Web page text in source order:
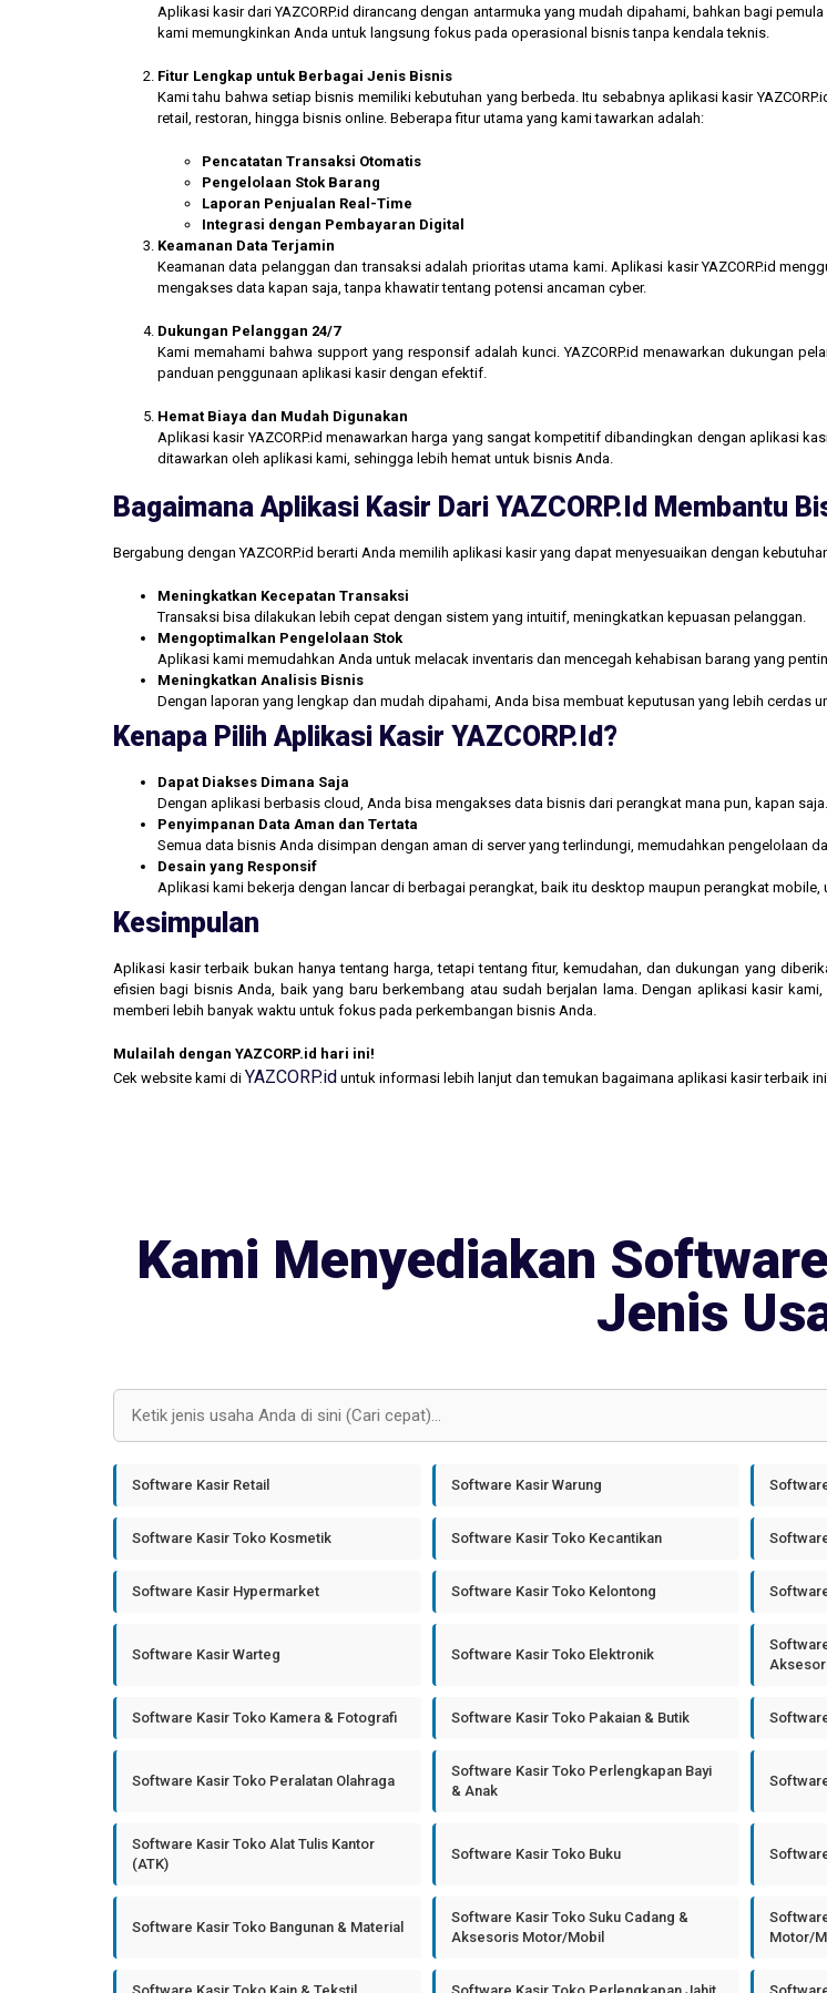
Aplikasi kasir dari YAZCORP.id dirancang dengan antarmuka yang mudah dipahami, bahkan bagi
kami memungkinkan Anda untuk langsung fokus pada operasional bisnis tanpa kendala teknis.
Fitur Lengkap untuk Berbagai Jenis Bisnis
Kami tahu bahwa setiap bisnis memiliki kebutuhan yang berbeda. Itu sebabnya aplikasi kasir
retail, restoran, hingga bisnis online. Beberapa fitur utama yang kami tawarkan adalah:
Pencatatan Transaksi Otomatis
Pengelolaan Stok Barang
Laporan Penjualan Real-Time
Integrasi dengan Pembayaran Digital
Keamanan Data Terjamin
Keamanan data pelanggan dan transaksi adalah prioritas utama kami. Aplikasi kasir YAZCORP.id
mengakses data kapan saja, tanpa khawatir tentang potensi ancaman cyber.
Dukungan Pelanggan 24/7
Kami memahami bahwa support yang responsif adalah kunci. YAZCORP.id menawarkan dukungan
panduan penggunaan aplikasi kasir dengan efektif.
Hemat Biaya dan Mudah Digunakan
Aplikasi kasir YAZCORP.id menawarkan harga yang sangat kompetitif dibandingkan dengan aplikasi
ditawarkan oleh aplikasi kami, sehingga lebih hemat untuk bisnis Anda.
Bagaimana Aplikasi Kasir Dari YAZCORP.id Membantu
Bergabung dengan YAZCORP.id berarti Anda memilih aplikasi kasir yang dapat menyesuaikan dengan
Meningkatkan Kecepatan Transaksi
Transaksi bisa dilakukan lebih cepat dengan sistem yang intuitif, meningkatkan kepuasan pelanggan.
Mengoptimalkan Pengelolaan Stok
Aplikasi kami memudahkan Anda untuk melacak inventaris dan mencegah kehabisan barang yang
Meningkatkan Analisis Bisnis
Dengan laporan yang lengkap dan mudah dipahami, Anda bisa membuat keputusan yang lebih cerdas
Kenapa Pilih Aplikasi Kasir YAZCORP.id?
Dapat Diakses Dimana Saja
Dengan aplikasi berbasis cloud, Anda bisa mengakses data bisnis dari perangkat mana pun, kapan saja.
Penyimpanan Data Aman dan Tertata
Semua data bisnis Anda disimpan dengan aman di server yang terlindungi, memudahkan pengelolaan
Desain yang Responsif
Aplikasi kami bekerja dengan lancar di berbagai perangkat, baik itu desktop maupun perangkat mobile,
Kesimpulan
Aplikasi kasir terbaik bukan hanya tentang harga, tetapi tentang fitur, kemudahan, dan dukungan yang
efisien bagi bisnis Anda, baik yang baru berkembang atau sudah berjalan lama. Dengan aplikasi kasir
memberi lebih banyak waktu untuk fokus pada perkembangan bisnis Anda.
Mulailah dengan YAZCORP.id hari ini!
Cek website kami di YAZCORP.id untuk informasi lebih lanjut dan temukan bagaimana aplikasi kasir terbaik
Kami Menyediakan
Jenis
Software Kasir Retail Software Kasir Warung
Software Kasir Toko Kosmetik Software Kasir Toko Kecantikan
Software Kasir Hypermarket Software Kasir Toko Kelontong
Software Kasir Warteg Software Kasir Toko Elektronik
Software Kasir Toko Kamera & Fotografi Software Kasir Toko Pakaian & Butik
Software Kasir Toko Peralatan Olahraga
Software Kasir Toko Perlengkapan Bayi
& Anak
Software Kasir Toko Alat Tulis Kantor
(ATK)
Software Kasir Toko Buku
Software Kasir Toko Bangunan & Material
Software Kasir Toko Suku Cadang &
Aksesoris Motor/Mobil
Motor/